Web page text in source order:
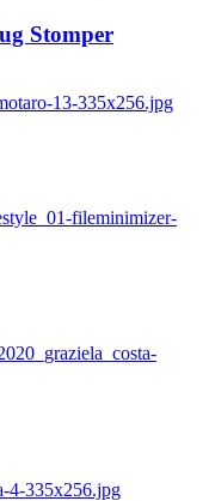
Stomper
13-335x256.jpg
fileminimizer-
4-335x256.jpg